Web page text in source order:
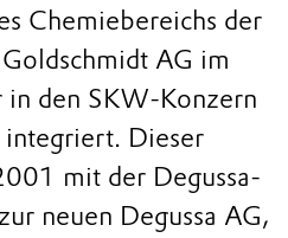
Chemiebereichs der
AG im
in den SKW-Konzern
Dieser
mit der Degussa-
neuen Degussa AG,